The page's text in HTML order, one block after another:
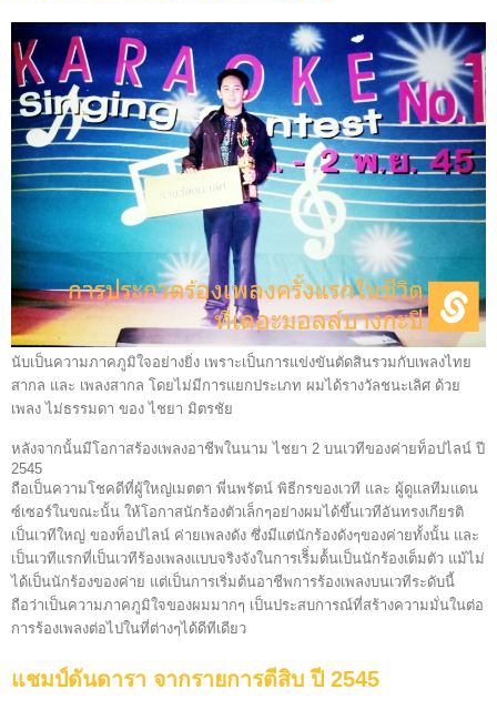
นับเป็นความภาคภูมิใจอย่างยิ่ง เพราะเป็นการแข่งขันตัดสินรวมกับเพลงไทย
สากล และ เพลงสากล โดยไม่มีการแยกประเภท ผมได้รางวัลชนะเลิศ ด้วย
เพลง ไม่ธรรมดา ของ ไชยา มิตรชัย
หลังจากนั้นมีโอกาสร้องเพลงอาชีพในนาม ไชยา 2 บนเวทีของค่ายท็อปไลน์ ปี
2545
ถือเป็นความโชคดีที่ผู้ใหญ่เมตตา พี่นพรัตน์ พิธีกรของเวที และ ผู้ดูแลทีมแดน
ซ์เซอร์ในขณะนั้น ให้โอกาสนักร้องตัวเล็กๆอย่างผมได้ขึ้นเวทีอันทรงเกียรติ
เป็นเวทีใหญ่ ของท็อปไลน์ ค่ายเพลงดัง ซึ่งมีแต่นักร้องดังๆของค่ายทั้งนั้น และ
เป็นเวทีแรกที่เป็นเวทีร้องเพลงแบบจริงจังในการเริิ่มต้้นเป็นนักร้องเต็มตัว แม้ไม่
ได้เป็นนักร้องของค่าย แต่เป็นการเริ่มต้นอาชีพการร้องเพลงบนเวทีระดับนี้
ถือว่าเป็นความภาคภูมิใจของผมมากๆ เป็นประสบการณ์ที่สร้างความมั่นในต่อ
การร้องเพลงต่อไปในที่ต่างๆได้ดีทีเดียว
แชมป์ดันดารา จากรายการตีสิบ ปี 2545